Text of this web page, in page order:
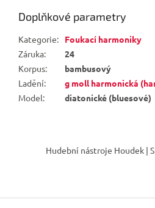
Doplňkové parametry
Kategorie:
Foukací harmoniky
Záruka:
24
Korpus:
bambusový
Ladění:
g moll harmonická
Model: diatonické (bluesové)
í
Hudební nástroje Houdek |